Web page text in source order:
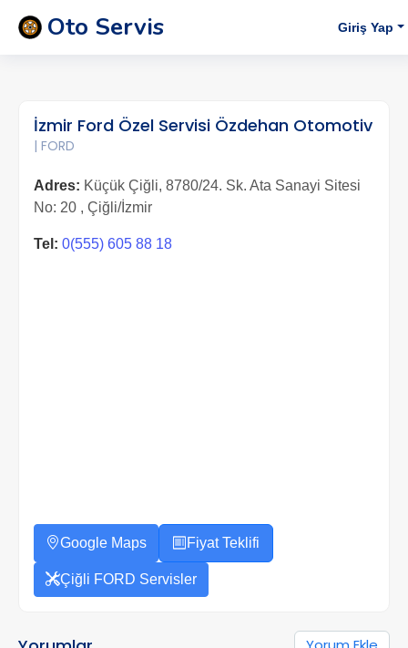
Oto Servis Giriş Yap
İzmir Ford Özel Servisi Özdehan Otomotiv
| FORD
Adres: Küçük Çiğli, 8780/24. Sk. Ata Sanayi Sitesi
No: 20 , Çiğli/İzmir
Tel: 0(555) 605 88 18
Google Maps Fiyat Teklifi
Çiğli FORD Servisler